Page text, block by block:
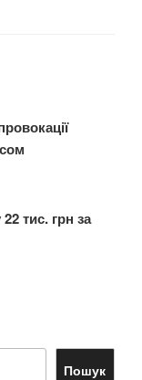
тис. грн за
Пошук